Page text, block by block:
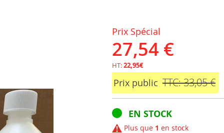
Prix Spécial
27,54 €
HT:22,95€
Prix public TTC: 33,05 €
EN STOCK
Plus que 1 en stock